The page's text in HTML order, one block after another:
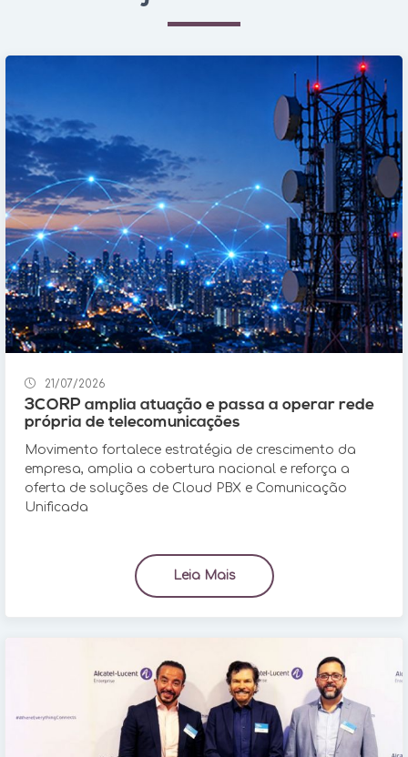
21/07/2026
3CORP amplia atuação e passa a operar rede
própria de telecomunicações
Movimento fortalece estratégia de crescimento da
empresa, amplia a cobertura nacional e reforça a
oferta de soluções de Cloud PBX e Comunicação
Unificada
Leia Mais